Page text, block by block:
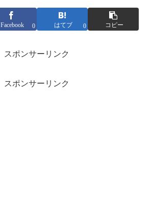
Facebook 0 はてブ 0 コピー
スポンサーリンク
スポンサーリンク